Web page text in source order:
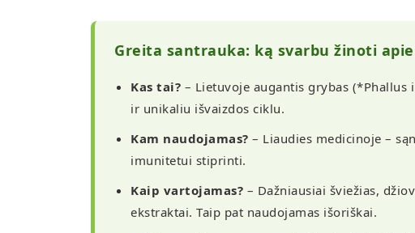
Greita santrauka: ką svarbu žinoti
Kas tai? – Lietuvoje augantis grybas
ir unikaliu išvaizdos ciklu.
Kam naudojamas? – Liaudies medicinoje –
imunitetui stiprinti.
Kaip vartojamas? – Dažniausiai šviežias,
ekstraktai. Taip pat naudojamas išoriškai.